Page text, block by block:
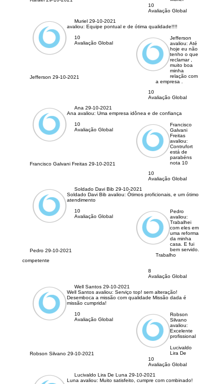
10
Avaliação Global
Muriel 29-10-2021
avaliou: Equipe pontual e de ótima qualidade!!!!
10
Avaliação Global
Jefferson 29-10-2021
Jefferson
avaliou:Até
hoje eu não
tenho o que
reclamar ,
muito boa
minha
relação com
a empresa .
10
Avaliação Global
Ana 29-10-2021
Ana avaliou: Uma empresa idônea e de confiança
10
Avaliação Global
Francisco Galvani Freitas 29-10-2021
Francisco
Galvani
Freitas
avaliou:
Contrufort
está de
parabéns
nota 10
10
Avaliação Global
Soldado Davi Bib 29-10-2021
Soldado Davi Bib avaliou: Ótimos proficionais, e um ótimo
atendimento
10
Avaliação Global
Pedro 29-10-2021
Pedro
avaliou:
Trabalhei
com eles em
uma reforma
da minha
casa. E fui
bem servido.
Trabalho
competente
8
Avaliação Global
Well Santos 29-10-2021
Well Santos avaliou: Serviço top! sem alteração!
Desemboca a missão com qualidade Missão dada é
missão cumprida!
10
Avaliação Global
Robson Silvano 29-10-2021
Robson
Silvano
avaliou:
Excelente
profissional
10
Avaliação Global
Lucivaldo Lira De Luna 29-10-2021
Lucivaldo
Lira De
Luna avaliou: Muito satisfeito, cumpre com combinado!